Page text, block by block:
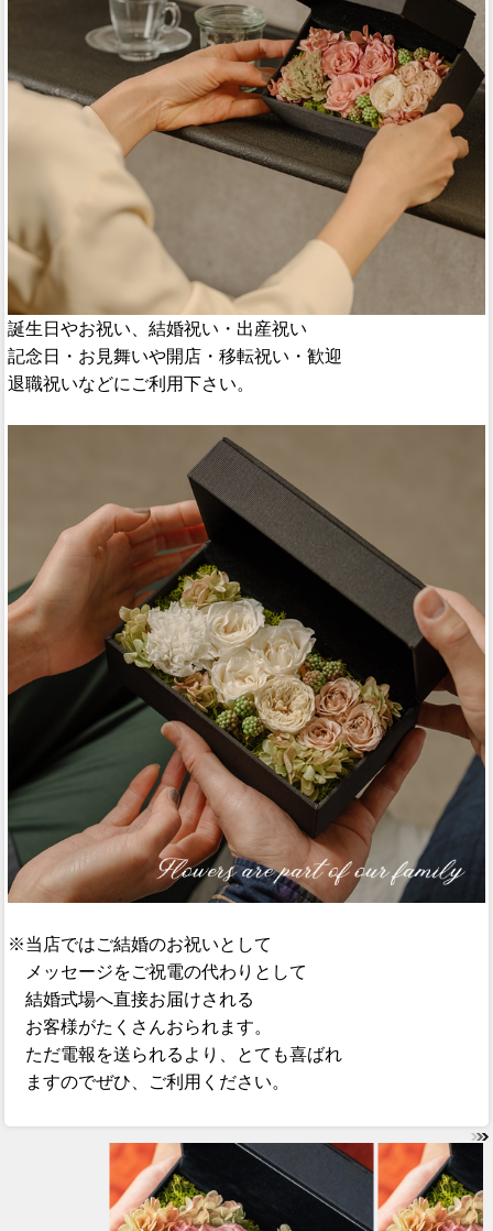
誕生日やお祝い、結婚祝い・出産祝い
記念日・お見舞いや開店・移転祝い・歓迎
退職祝いなどにご利用下さい。
※当店ではご結婚のお祝いとして
メッセージをご祝電の代わりとして
結婚式場へ直接お届けされる
お客様がたくさんおられます。
ただ電報を送られるより、とても喜ばれ
ますのでぜひ、ご利用ください。